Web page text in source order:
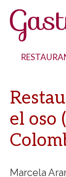
el oso
Marcela